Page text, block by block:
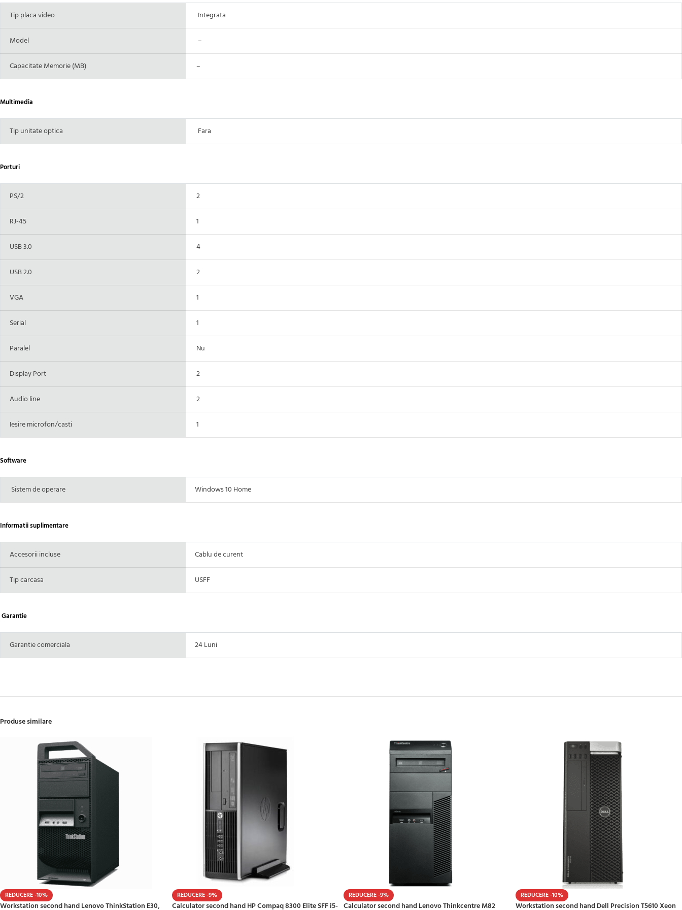
Tip placa video Integrata
Model –
Capacitate Memorie (MB) –
Multimedia
Tip unitate optica Fara
Porturi
PS/2 2
RJ-45 1
USB 3.0 4
USB 2.0 2
VGA 1
Serial 1
Paralel Nu
Display Port 2
Audio line 2
Iesire microfon/casti 1
Software
Sistem de operare Windows 10 Home
Informatii suplimentare
Accesorii incluse Cablu de curent
Tip carcasa USFF
Garantie
Garantie comerciala 24 Luni
Produse similare
REDUCERE -10%
Workstation second hand Lenovo ThinkStation E30,
REDUCERE -9%
Calculator second hand HP Compaq 8300 Elite SFF i5-
REDUCERE -9%
Calculator second hand Lenovo Thinkcentre M82
REDUCERE -10%
Workstation second hand Dell Precision T5610 Xeon